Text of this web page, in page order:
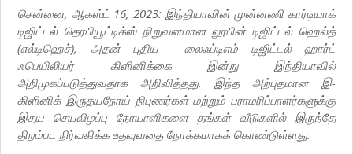
சென்னை, ஆகஸ்ட் 16, 2023: இந்தியாவின் முன்னணி கார்டியாக்
டிஜிட்டல் தெரபியூட்டிக்ஸ் நிறுவனமான லூபின் டிஜிட்டல் ஹெல்த்
(எல்டிஹெச்), அதன் புதிய லைஃப்டிஎம் டிஜிட்டல் ஹார்ட்
ஃபெயிலியர் கிளினிக்கை இன்று இந்தியாவில்
அறிமுகப்படுத்துவதாக அறிவித்தது. இந்த அற்புதமான இ-
கிளினிக் இருதயநோய் நிபுணர்கள் மற்றும் பராமரிப்பாளர்களுக்கு
இதய செயலிழப்பு நோயாளிகளை தங்கள் வீடுகளில் இருந்தே
திறம்பட நிர்வகிக்க உதவுவதை நோக்கமாகக் கொண்டுள்ளது.